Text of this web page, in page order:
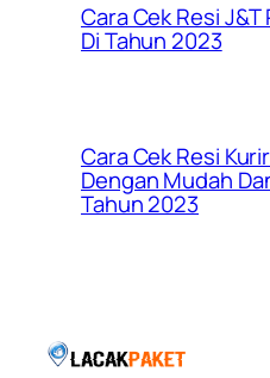
Cara Cek Resi J&T
Di Tahun 2023
Cara Cek Resi
Dengan Mudah
Tahun 2023